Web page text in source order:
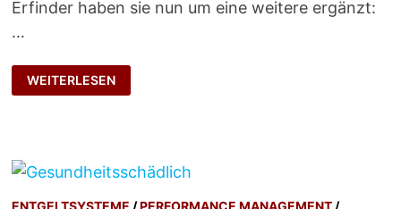
Erfinder haben sie nun um eine weitere ergänzt:
…
VERDIENTES
WACHSTUM
WEITERLESEN